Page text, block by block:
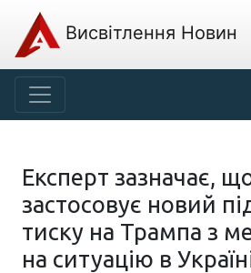
Висвітлення Новин
Експерт зазначає,
застосовує новий
тиску на Трампа з
на ситуацію в